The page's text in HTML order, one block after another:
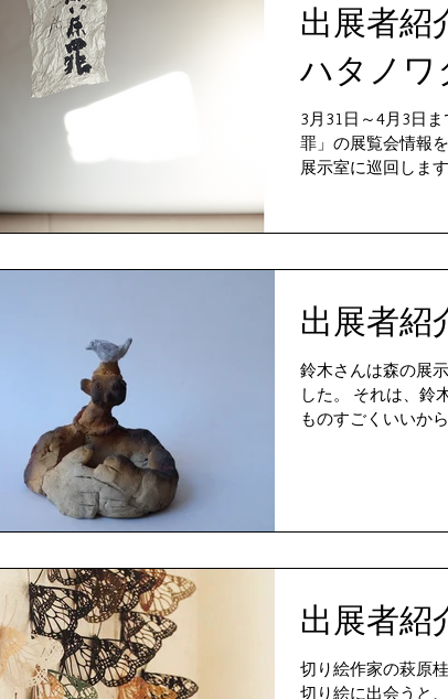
出展者紹
ハタノワ
3月31日～4月3日ま
罪」の展覧会情報
展示室に巡回しま
（空想時間）で毎
出展者紹
鈴木さんは森の展
した。 それは、鈴木さんが見つけた展示場所が毎年
ものすごくいいからです。 あらたな場
出展者紹
切り絵作家の萩原桂子さん。 自然
切り絵に出会うと